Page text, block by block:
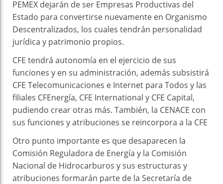
PEMEX dejarán de ser Empresas Productivas del
Estado para convertirse nuevamente en Organismo
Descentralizados, los cuales tendrán personalidad
jurídica y patrimonio propios.
CFE tendrá autonomía en el ejercicio de sus
funciones y en su administración, además subsistirá
CFE Telecomunicaciones e Internet para Todos y las
filiales CFEnergía, CFE International y CFE Capital,
pudiendo crear otras más. También, la CENACE con
sus funciones y atribuciones se reincorpora a la CFE
Otro punto importante es que desaparecen la
Comisión Reguladora de Energía y la Comisión
Nacional de Hidrocarburos y sus estructuras y
atribuciones formarán parte de la Secretaría de